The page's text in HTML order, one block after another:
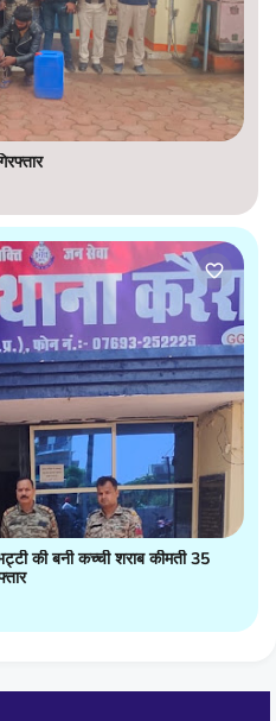
की बनी कच्ची शराब कीमती 35